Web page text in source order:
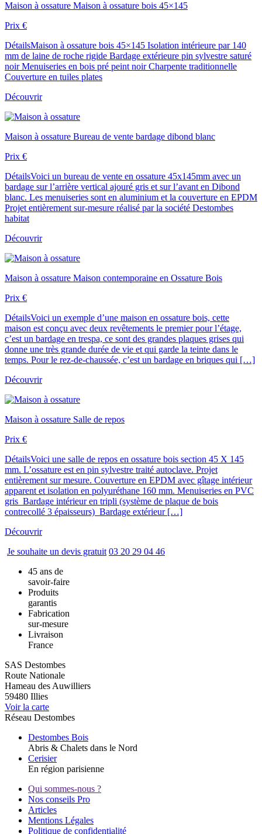
Maison à ossature Maison à ossature bois 45×145
Prix €
DétailsMaison à ossature bois 45×145 Isolation intérieure par 140
mm de laine de roche rigide Bardage extérieure pin sylvestre saturé
noir Menuiseries en bois pré peint noir Charpente traditionnelle
Couverture en tuiles plates
Découvrir
Maison à ossature Bureau de vente bardage dibond blanc
Prix €
DétailsVoici un bureau de vente en ossature 45x145mm avec un
bardage sur l’arrière vertical ajouré gris et sur l’avant en Dibond
blanc. Les menuiseries sont en aluminium et la couverture en EPDM
Projet entièrement sur-mesure réalisé par la société Destombes
habitat
Découvrir
Maison à ossature Maison contemporaine en Ossature Bois
Prix €
DétailsVoici un exemple d’une maison en ossature bois, cette
maison est conçu avec deux revêtements le premier pour l’étage,
c’est un bardage en trespa, ce sont des grandes plaques grises qui
donne une très grande durée de vie et qui garde la teinte dans le
temps. Pour le rez-de-chaussée, c’est un bardage en briques qui […]
Découvrir
Maison à ossature Salle de repos
Prix €
DétailsVoici une salle de repos en ossature bois section 45 X 145
mm. L’ossature est en pin sylvestre traité autoclave. Projet
entièrement sur mesure. Couverture en EPDM avec gîtage intérieur
apparent et isolation en polyuréthane 160 mm. Menuiseries en PVC
gris Bardage intérieur en tripli (système de plaque de bois
contrecollé 3 épaisseurs) Bardage extérieur […]
Découvrir
Je souhaite un devis gratuit 03 20 29 04 46
45 ans de
savoir-faire
Produits
garantis
Fabrication
sur-mesure
Livraison
France
SAS Destombes
Route Nationale
Hameau des Auwilliers
59480 Illies
Voir la carte
Réseau Destombes
Destombes Bois
Abris & Chalets dans le Nord
Cerisier
En région parisienne
Qui sommes-nous ?
Nos conseils Pro
Articles
Mentions Légales
Politique de confidentialité